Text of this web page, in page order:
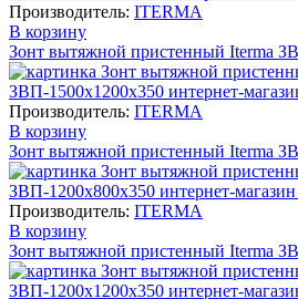
Производитель: ITERMA
В корзину
Зонт вытяжной пристенный Iterma
Производитель: ITERMA
В корзину
Зонт вытяжной пристенный Iterma
Производитель: ITERMA
В корзину
Зонт вытяжной пристенный Iterma